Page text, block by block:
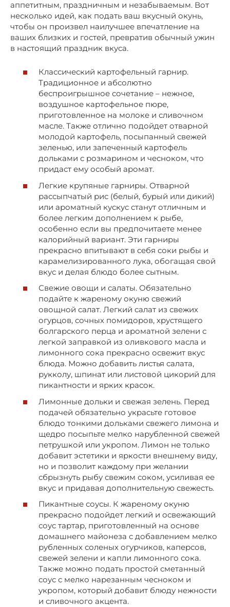
аппетитным, праздничным и незабываемым. Вот
несколько идей, как подать ваш вкусный окунь,
чтобы он произвел наилучшее впечатление на
ваших близких и гостей, превратив обычный ужин
в настоящий праздник вкуса.
Классический картофельный гарнир.
Традиционное и абсолютно
беспроигрышное сочетание – нежное,
воздушное картофельное пюре,
приготовленное на молоке и сливочном
масле. Также отлично подойдет отварной
молодой картофель, посыпанный свежей
зеленью, или запеченный картофель
дольками с розмарином и чесноком, что
придаст ему особый аромат.
Легкие крупяные гарниры. Отварной
рассыпчатый рис (белый, бурый или дикий)
или ароматный кускус станут отличным и
более легким дополнением к рыбе,
особенно если вы предпочитаете менее
калорийный вариант. Эти гарниры
прекрасно впитывают в себя соки рыбы и
карамелизированного лука, обогащая свой
вкус и делая блюдо более сытным.
Свежие овощи и салаты. Обязательно
подайте к жареному окуню свежий
овощной салат. Легкий салат из свежих
огурцов, сочных помидоров, хрустящего
болгарского перца и ароматной зелени с
легкой заправкой из оливкового масла и
лимонного сока прекрасно освежит вкус
блюда. Можно добавить листья салата,
рукколу, шпинат или листовой цикорий для
пикантности и ярких красок.
Лимонные дольки и свежая зелень. Перед
подачей обязательно украсьте готовое
блюдо тонкими дольками свежего лимона и
щедро посыпьте мелко нарубленной свежей
петрушкой или укропом. Лимон не только
добавит эстетики и яркости внешнему виду,
но и позволит каждому при желании
сбрызнуть рыбу свежим соком, усиливая ее
вкус и придавая дополнительную свежесть.
Пикантные соусы. К жареному окуню
прекрасно подойдет легкий и освежающий
соус тартар, приготовленный на основе
домашнего майонеза с добавлением мелко
рубленных соленых огурчиков, каперсов,
свежей зелени и капли лимонного сока.
Также можно подать простой сметанный
соус с мелко нарезанным чесноком и
укропом, который добавит блюду нежности
и сливочного акцента.